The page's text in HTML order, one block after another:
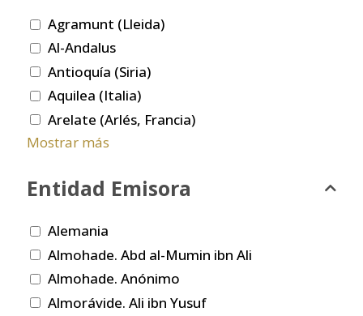
Agramunt (Lleida)
Al-Andalus
Antioquía (Siria)
Aquilea (Italia)
Arelate (Arlés, Francia)
Mostrar más
Entidad Emisora
Alemania
Almohade. Abd al-Mumin ibn Ali
Almohade. Anónimo
Almorávide. Ali ibn Yusuf